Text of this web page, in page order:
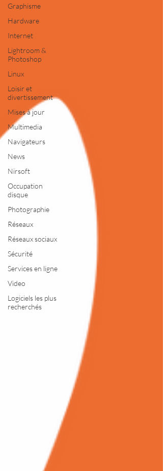
Graphisme
Hardware
Internet
Lightroom &
Photoshop
Linux
Loisir et
divertissement
Mises à jour
Multimedia
Navigateurs
News
Nirsoft
Occupation
disque
Photographie
Réseaux
Réseaux sociaux
Sécurité
Services en ligne
Video
Logiciels les plus
recherchés